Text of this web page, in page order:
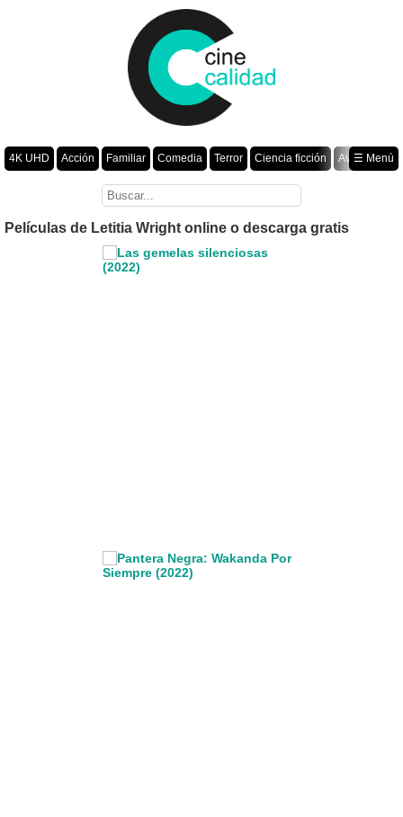
4K UHD Acción Familiar Comedia Terror Ciencia ficción
Aventura
Romance Fantasía Drama Animación Crimen
☰ Menú
Películas de Letitia Wright online o descarga gratis